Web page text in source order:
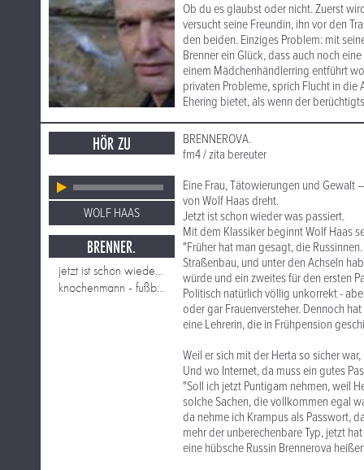
Ob du es glaubst oder nicht. Zuerst
versucht seine Freundin, ihn vor den
den beiden. Einziges Problem: mit
Brenner ein Glück, dass auch noch
einem Mädchenhändlerring entführt
privaten Probleme, sprich Flucht in
Ehering bietet, als wenn der
HÖR ZU
WOLF HAAS
BRENNER.
jetzt ist schon wieder was passiert
knochenmann - fußbaltraining
BRENNEROVA.
fm4 / zita bereuter
Eine Frau, Tätowierungen und Gewalt
von Wolf Haas dreht.
Jetzt ist schon wieder was passiert.
Mit dem Klassiker beginnt Wolf Haas
"Früher hat man gesagt, die
Straßenbau, und unter den Achseln
würde und ein zweites für den ersten
Politisch natürlich völlig unkorrekt -
oder gar Frauenversteher. Dennoch
eine Lehrerin, die in Frühpension
Weil er sich mit der Herta so sicher
Und wo Internet, da muss ein gutes
"Soll ich jetzt Puntigam nehmen, weil
solche Sachen, die vollkommen egal
da nehme ich Krampus als Passwort,
mehr der unberechenbare Typ, jetzt
eine hübsche Russin Brennerova